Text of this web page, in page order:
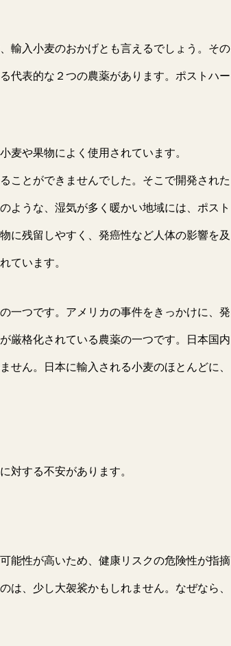
輸入小麦のおかげとも言えるでしょう。その
代表的な２つの農薬があります。ポストハー
麦や果物によく使用されています。
ことができませんでした。そこで開発された
ような、湿気が多く暖かい地域には、ポスト
に残留しやすく、発癌性など人体の影響を及
ています。
一つです。アメリカの事件をきっかけに、発
厳格化されている農薬の一つです。日本国内
せん。日本に輸入される小麦のほとんどに、
対する不安があります。
能性が高いため、健康リスクの危険性が指摘
は、少し大袈裟かもしれません。なぜなら、